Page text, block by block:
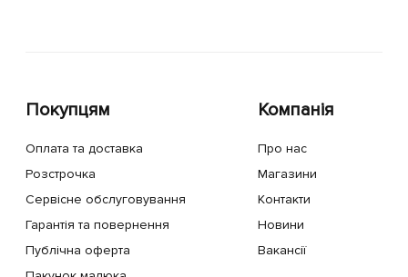
Покупцям
Оплата та доставка
Розстрочка
Сервісне обслуговування
Гарантія та повернення
Публічна оферта
Компанія
Про нас
Магазини
Контакти
Новини
Вакансії